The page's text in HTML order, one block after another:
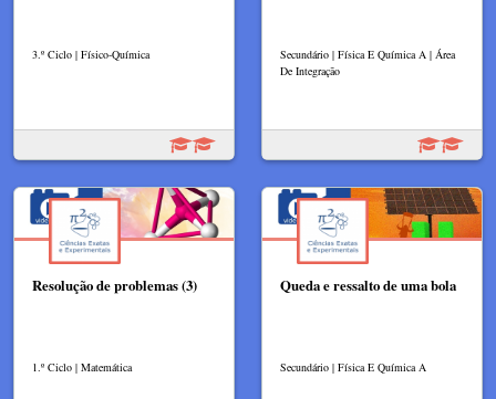
3.º Ciclo | Físico-Química
Secundário | Física E Química A | Área
De Integração
Resolução de problemas (3)
1.º Ciclo | Matemática
Queda e ressalto de uma bola
Secundário | Física E Química A